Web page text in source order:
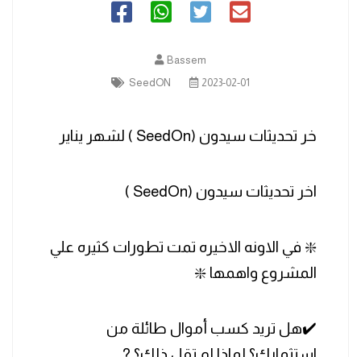
Bassem
2023-02-01
SeedON
خر تحديثات سيدون (SeedOn ) لشهر يناير
اخر تحديثات سيدون (SeedOn )
❇️ في الاونه الاخيره تمت تطورات كثيره علي
المشروع واهمها ❇️
✔️هل تريد كسب أموال طائلة من